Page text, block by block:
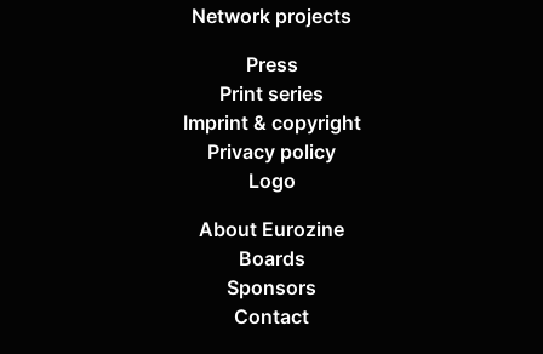
Network projects
Press
Print series
Imprint & copyright
Privacy policy
Logo
About Eurozine
Boards
Sponsors
Contact